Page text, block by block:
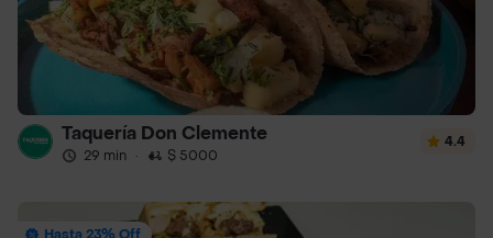
Taquería Don Clemente
29 min · $ 5000
4.4